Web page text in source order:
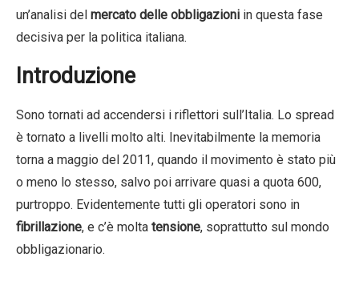
un’analisi del mercato delle obbligazioni in questa fase
decisiva per la politica italiana.
Introduzione
Sono tornati ad accendersi i riflettori sull’Italia. Lo spread
è tornato a livelli molto alti. Inevitabilmente la memoria
torna a maggio del 2011, quando il movimento è stato più
o meno lo stesso, salvo poi arrivare quasi a quota 600,
purtroppo. Evidentemente tutti gli operatori sono in
fibrillazione, e c’è molta tensione, soprattutto sul mondo
obbligazionario.